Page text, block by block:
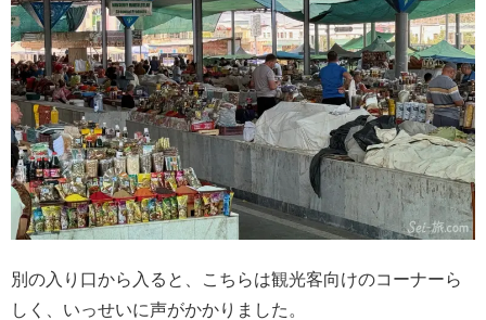
別の入り口から入ると、こちらは観光客向けのコーナーら
しく、いっせいに声がかかりました。